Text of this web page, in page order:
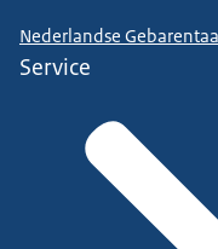
Nederlandse
Service